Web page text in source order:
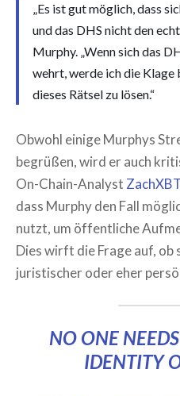
„Es ist gut möglich, dass
und das DHS nicht den
Murphy. „Wenn sich das
wehrt, werde ich die Klage
dieses Rätsel zu lösen.“
Obwohl einige Murphys
begrüßen, wird er auch
On-Chain-Analyst
dass Murphy den Fall
nutzt, um öffentliche
Dies wirft die Frage auf, ob
juristischer oder eher
NO ONE
IDENTITY